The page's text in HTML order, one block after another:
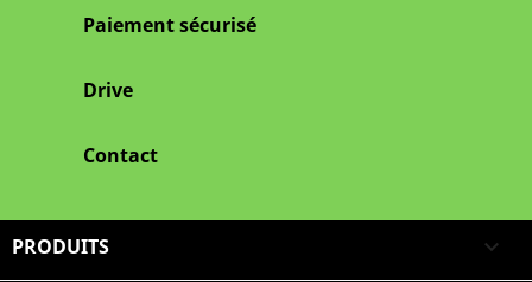
Paiement sécurisé
Drive
Contact
PRODUITS 